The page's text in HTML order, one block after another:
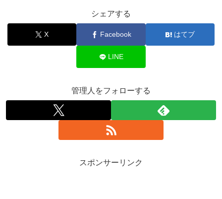
シェアする
X Facebook はてブ
LINE
管理人をフォローする
スポンサーリンク